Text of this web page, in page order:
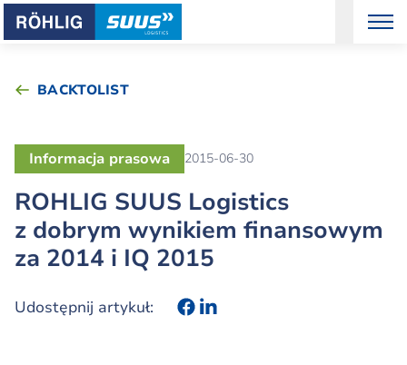
BACKTOLIST
ROHLIG SUUS Logistics
z dobrym wynikiem finansowym
za 2014 i IQ 2015
Informacja prasowa 2015-06-30
Udostępnij artykuł: